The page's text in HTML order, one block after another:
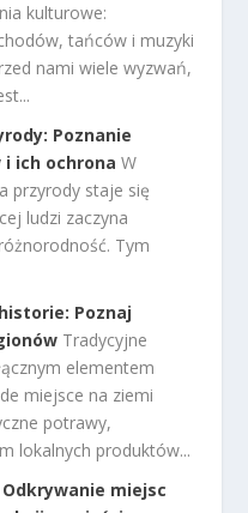
kulturowe:
tańców i muzyki
nami wiele wyzwań,
Poznanie
ich ochrona W
przyrody staje się
ludzi zaczyna
Tym
Poznaj
Tradycyjne
elementem
miejsce na ziemi
potrawy,
lokalnych produktów...
miejsc